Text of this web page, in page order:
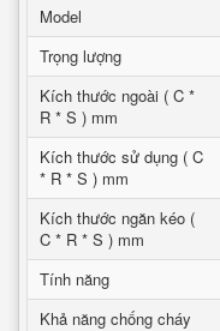
Model
Trọng lượng
Kích thước ngoài ( C *
R * S ) mm
Kích thước sử dụng ( C
* R * S ) mm
Kích thước ngăn kéo (
C * R * S ) mm
Tính năng
Khả năng chống cháy